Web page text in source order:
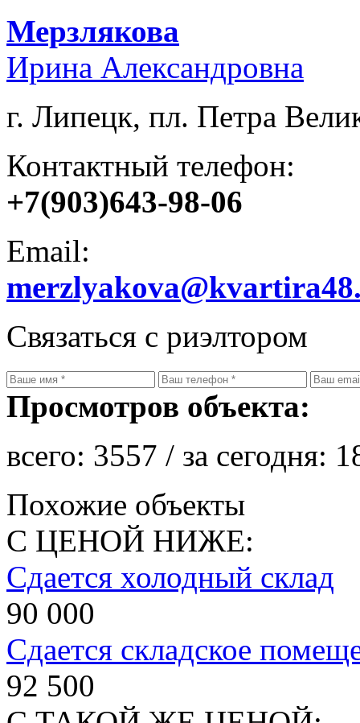
Мерзлякова
Ирина Александровна
г. Липецк, пл. Петра
Контактный телефон:
+7(903)643-98-06
Email:
Связаться с риэлтором
Просмотров объекта:
всего: 3557 / за сегодня:
Похожие объекты
С ЦЕНОЙ НИЖЕ:
Сдается холодный склад
90 000
Сдается складское
92 500